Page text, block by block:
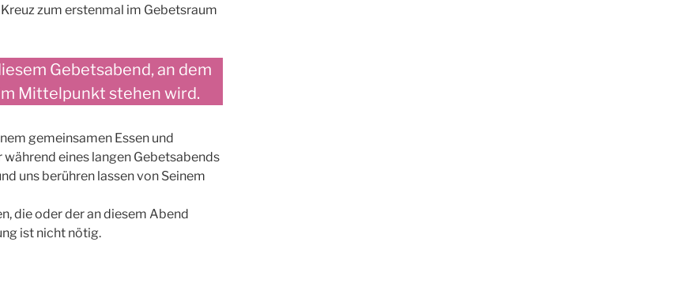
zum erstenmal im Gebetsraum
Gebetsabend, an dem
Mittelpunkt stehen wird.
gemeinsamen Essen und
eines langen Gebetsabends
uns berühren lassen von Seinem
die oder der an diesem Abend
ist nicht nötig.